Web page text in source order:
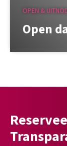
OPEN &
Open